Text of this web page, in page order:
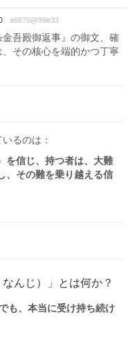
a6870@99e33
吾殿御返事』の御文、確
その核心を端的かつ丁寧
るのは：
を信じ、持つ者は、大難
、その難を乗り越える信
んじ）」とは何か？
も、本当に受け持ち続け